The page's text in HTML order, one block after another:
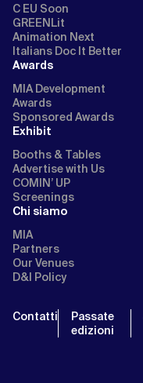
C EU Soon
GREENLit
Animation Next
Italians Doc It Better
Awards
MIA Development
Awards
Sponsored Awards
Exhibit
Booths & Tables
Advertise with Us
COMIN’ UP
Screenings
Chi siamo
MIA
Partners
Our Venues
D&I Policy
Contatti
Passate
edizioni